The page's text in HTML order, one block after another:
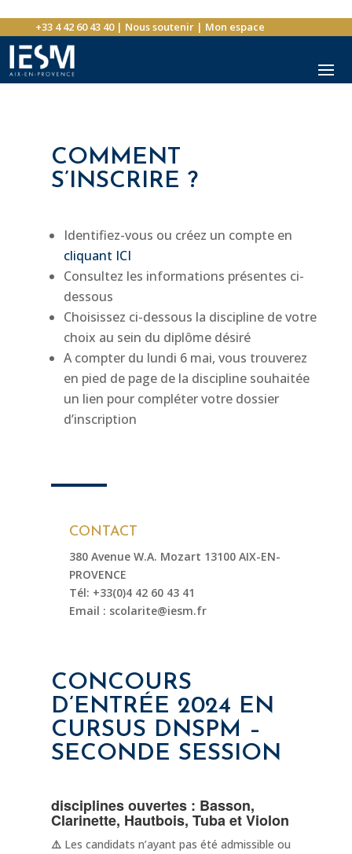
+33 4 42 60 43 40| Nous soutenir| Mon espace
COMMENT
S’INSCRIRE ?
Identifiez-vous ou créez un compte en
cliquant ICI
Consultez les informations présentes ci-
dessous
Choisissez ci-dessous la discipline de votre
choix au sein du diplôme désiré
A compter du lundi 6 mai, vous trouverez
en pied de page de la discipline souhaitée
un lien pour compléter votre dossier
d’inscription
CONTACT
380 Avenue W.A. Mozart 13100 AIX-EN-
PROVENCE
Tél: +33(0)4 42 60 43 41
Email : scolarite@iesm.fr
CONCOURS
D’ENTRÉE 2024 EN
CURSUS DNSPM –
SECONDE SESSION
disciplines ouvertes : Basson,
Clarinette, Hautbois, Tuba et Violon
⚠️ Les candidats n’ayant pas été admissible ou